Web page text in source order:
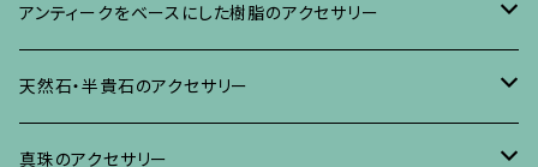
ネックレス、その他
イヤリング、ピアス
ネックレス、ペンダント
ブレスレット、バングル、その他
ブローチ
イヤリング・ピアス
ネックレス・ペンダント
アンティークをベースにした樹脂のアクセサリー
ブローチ
イヤリング・ピアス
天然石・半貴石のアクセサリー
ブローチ
真珠のアクセサリー